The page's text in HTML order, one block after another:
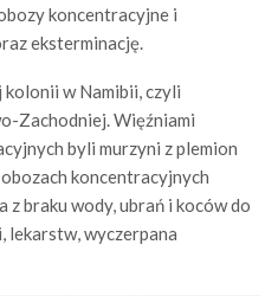
koncentracyjne i
eksterminację.
kolonii w Namibii, czyli
Zachodniej. Więźniami
byli murzyni z plemion
koncentracyjnych
z braku wody, ubrań i koców do
lekarstw, wyczerpana